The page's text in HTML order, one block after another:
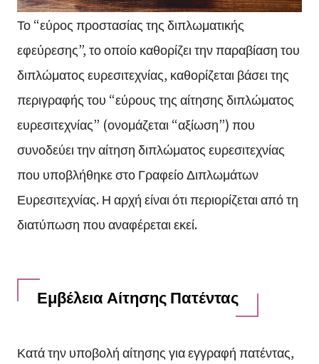
Το “εύρος προστασίας της διπλωματικής
εφεύρεσης”, το οποίο καθορίζει την παραβίαση του
διπλώματος ευρεσιτεχνίας, καθορίζεται βάσει της
περιγραφής του “εύρους της αίτησης διπλώματος
ευρεσιτεχνίας” (ονομάζεται “αξίωση”) που
συνοδεύει την αίτηση διπλώματος ευρεσιτεχνίας
που υποβλήθηκε στο Γραφείο Διπλωμάτων
Ευρεσιτεχνίας. Η αρχή είναι ότι περιορίζεται από τη
διατύπωση που αναφέρεται εκεί.
Εμβέλεια Αίτησης Πατέντας
Κατά την υποβολή αίτησης για εγγραφή πατέντας,